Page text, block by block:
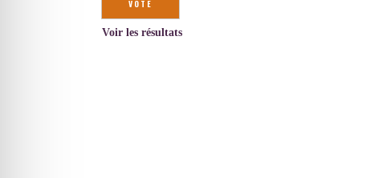
Voir les résultats